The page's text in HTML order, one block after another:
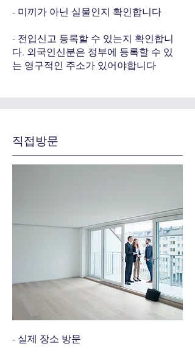
- 미끼가 아닌 실물인지 확인합니다
- 전입신고 등록할 수 있는지 확인합니
다. 외국인신분은 정부에 등록할 수 있
는 영구적인 주소가 있어야합니다
직접방문
- 실제 장소 방문